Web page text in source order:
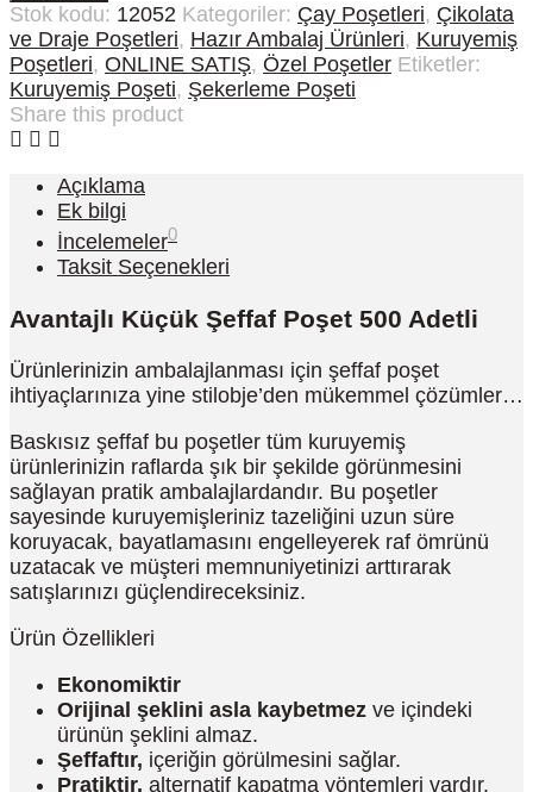
Stok kodu: 12052 Kategoriler: Çay Poşetleri, Çikolata
ve Draje Poşetleri, Hazır Ambalaj Ürünleri, Kuruyemiş
Poşetleri, ONLINE SATIŞ, Özel Poşetler Etiketler:
Kuruyemiş Poşeti, Şekerleme Poşeti
Share this product
Açıklama
Ek bilgi
İncelemeler0
Taksit Seçenekleri
Avantajlı Küçük Şeffaf Poşet 500 Adetli
Ürünlerinizin ambalajlanması için şeffaf poşet
ihtiyaçlarınıza yine stilobje’den mükemmel çözümler…
Baskısız şeffaf bu poşetler tüm kuruyemiş
ürünlerinizin raflarda şık bir şekilde görünmesini
sağlayan pratik ambalajlardandır. Bu poşetler
sayesinde kuruyemişleriniz tazeliğini uzun süre
koruyacak, bayatlamasını engelleyerek raf ömrünü
uzatacak ve müşteri memnuniyetinizi arttırarak
satışlarınızı güçlendireceksiniz.
Ürün Özellikleri
Ekonomiktir
Orijinal şeklini asla kaybetmez ve içindeki
ürünün şeklini almaz.
Şeffaftır, içeriğin görülmesini sağlar.
Pratiktir, alternatif kapatma yöntemleri vardır.